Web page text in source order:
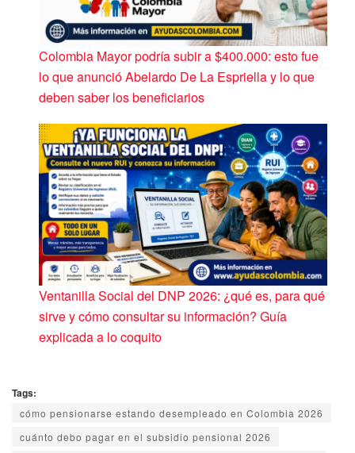
Colombia Mayor podría subir a $400.000: esto fue
lo que anunció Abelardo De La Espriella y lo que
deben saber los beneficiarios
Ventanilla Social del DNP 2026: ¿qué es, para qué
sirve y cómo consultar su información? Guía
explicada a lo coquito
Tags:
cómo pensionarse estando desempleado en Colombia 2026
cuánto debo pagar en el subsidio pensional 2026